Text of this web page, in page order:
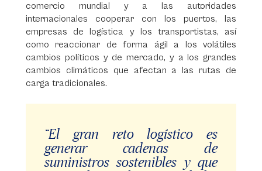
comercio mundial y a las autoridades
internacionales cooperar con los puertos, las
empresas de logística y los transportistas, así
como reaccionar de forma ágil a los volátiles
cambios políticos y de mercado, y a los grandes
cambios climáticos que afectan a las rutas de
carga tradicionales.
“El gran reto logístico es
generar cadenas de
suministros sostenibles y que